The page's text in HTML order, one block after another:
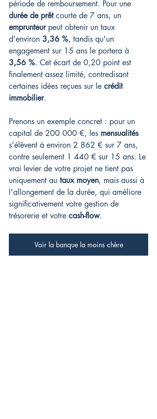
période de remboursement. Pour une
durée de prêt courte de 7 ans, un
emprunteur peut obtenir un taux
d'environ 3,36 %, tandis qu'un
engagement sur 15 ans le portera à
3,56 %. Cet écart de 0,20 point est
finalement assez limité, contredisant
certaines idées reçues sur le crédit
immobilier.
Prenons un exemple concret : pour un
capital de 200 000 €, les mensualités
s'élèvent à environ 2 862 € sur 7 ans,
contre seulement 1 440 € sur 15 ans. Le
vrai levier de votre projet ne tient pas
uniquement au taux moyen, mais aussi à
l'allongement de la durée, qui améliore
significativement votre gestion de
trésorerie et votre cash-flow.
Voir la banque la moins chère